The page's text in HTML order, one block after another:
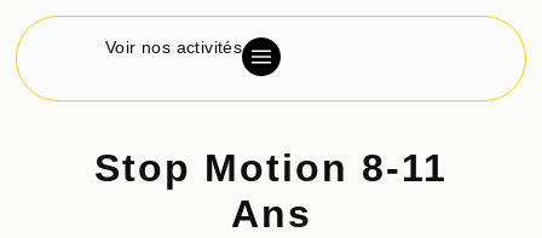
Voir nos activités
Stop Motion 8-11
Ans